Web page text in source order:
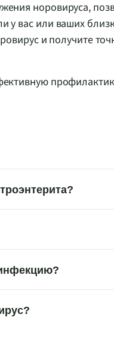
норовируса,
у вас или ваших
и получите